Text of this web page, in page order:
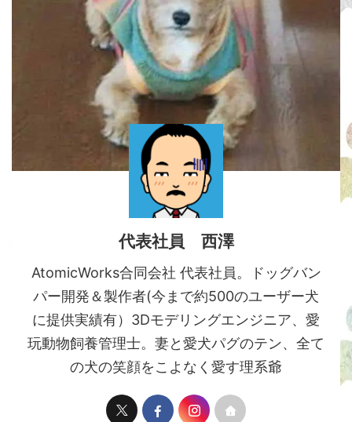
代表社員 西澤
AtomicWorks合同会社 代表社員。ドッグバン
パー開発＆製作者(今まで約500のユーザー犬
に提供実績有）3Dモデリングエンジニア、愛
玩動物飼養管理士。妻と愛犬パグのテン、全て
の犬の笑顔をこよなく愛す理系爺